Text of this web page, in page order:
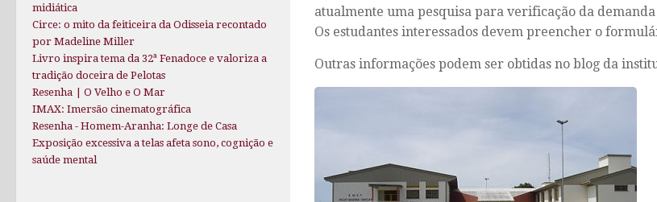
atualmente uma pesquisa para verificação da
Os estudantes interessados devem preencher o
Outras informações podem ser obtidas no blog da
midiática
Circe: o mito da feiticeira da Odisseia recontado
por Madeline Miller
Livro inspira tema da 32ª Fenadoce e valoriza a
tradição doceira de Pelotas
Resenha | O Velho e O Mar
IMAX: Imersão cinematográfica
Resenha - Homem-Aranha: Longe de Casa
Exposição excessiva a telas afeta sono, cognição e
saúde mental